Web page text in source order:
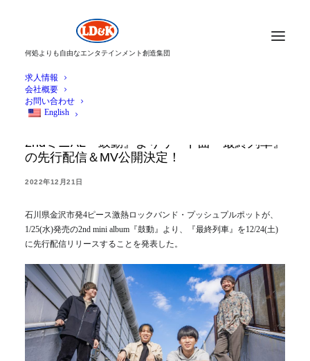
何処よりも自由なエンタテインメント創造集団
求人情報
会社概要
お問い合わせ
English
2ndミニAL『鼓動』よりリード曲『最終列車』
の先行配信＆MV公開決定！
2022年12月21日
石川県金沢市発4ピース激熱ロックバンド・プッシュプルポットが、
1/25(水)発売の2nd mini album『鼓動』より、『最終列車』を12/24(土)
に先行配信リリースすることを発表した。